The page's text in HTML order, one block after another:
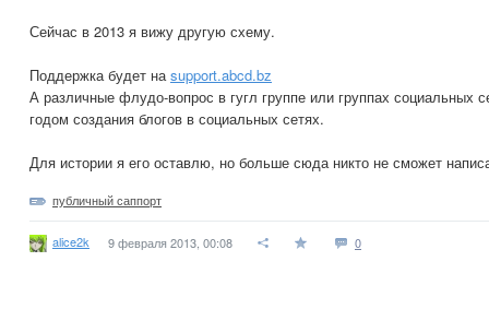
Сейчас в 2013 я вижу другую схему.
Поддержка будет наsupport.abcd.bz
А различные флудо-вопрос в гугл группе или группах социальных
годом создания блогов в социальных сетях.
Для истории я его оставлю, но больше сюда никто не сможет
публичный саппорт
alice2k 9 февраля 2013, 00:08 0